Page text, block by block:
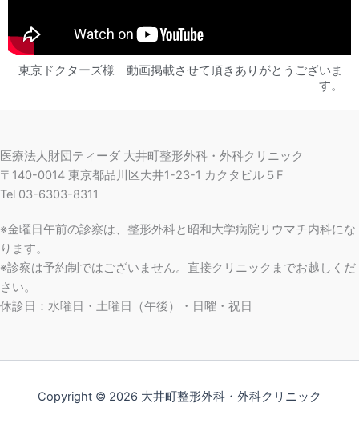
東京ドクターズ様 動画掲載させて頂きありがとうございま
す。
医療法人財団ティーダ 大井町整形外科・外科クリニック
〒140-0014 東京都品川区大井1-23-1 カクタビル５F
Tel 03-6303-8311
※金曜日午前の診察は、整形外科と昭和大学病院リウマチ内科にな
ります。
※診察は予約制ではございません。直接クリニックまでお越しくだ
さい。
休診日：水曜日・土曜日（午後）・日曜・祝日
Copyright © 2026 大井町整形外科・外科クリニック